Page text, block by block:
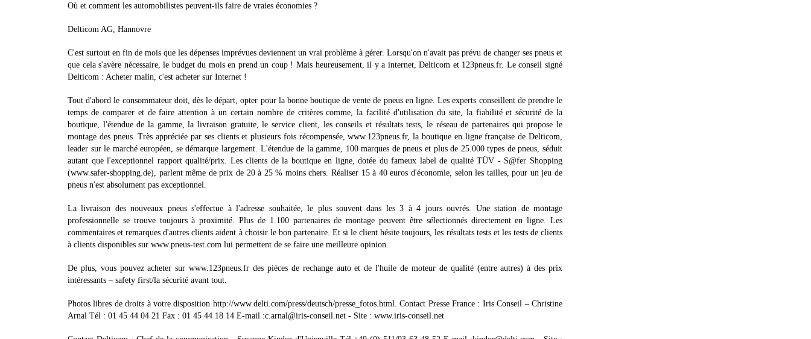
Où et comment les automobilistes peuvent-ils faire de vraies économies ?
Delticom AG, Hannovre
C'est surtout en fin de mois que les dépenses imprévues deviennent un vrai problème à gérer. Lorsqu'on n'avait pas prévu de changer ses pneus et
que cela s'avère nécessaire, le budget du mois en prend un coup ! Mais heureusement, il y a internet, Delticom et 123pneus.fr. Le conseil signé
Delticom : Acheter malin, c'est acheter sur Internet !
Tout d'abord le consommateur doit, dès le départ, opter pour la bonne boutique de vente de pneus en ligne. Les experts conseillent de prendre le
temps de comparer et de faire attention à un certain nombre de critères comme, la facilité d'utilisation du site, la fiabilité et sécurité de la
boutique, l'étendue de la gamme, la livraison gratuite, le service client, les conseils et résultats tests, le réseau de partenaires qui propose le
montage des pneus. Très appréciée par ses clients et plusieurs fois récompensée, www.123pneus.fr, la boutique en ligne française de Delticom,
leader sur le marché européen, se démarque largement. L'étendue de la gamme, 100 marques de pneus et plus de 25.000 types de pneus, séduit
autant que l'exceptionnel rapport qualité/prix. Les clients de la boutique en ligne, dotée du fameux label de qualité TÜV - S@fer Shopping
(www.safer-shopping.de), parlent même de prix de 20 à 25 % moins chers. Réaliser 15 à 40 euros d'économie, selon les tailles, pour un jeu de
pneus n'est absolument pas exceptionnel.
La livraison des nouveaux pneus s'effectue à l'adresse souhaitée, le plus souvent dans les 3 à 4 jours ouvrés. Une station de montage
professionnelle se trouve toujours à proximité. Plus de 1.100 partenaires de montage peuvent être sélectionnés directement en ligne. Les
commentaires et remarques d'autres clients aident à choisir le bon partenaire. Et si le client hésite toujours, les résultats tests et les tests de clients
à clients disponibles sur www.pneus-test.com lui permettent de se faire une meilleure opinion.
De plus, vous pouvez acheter sur www.123pneus.fr des pièces de rechange auto et de l'huile de moteur de qualité (entre autres) à des prix
intéressants – safety first/la sécurité avant tout.
Photos libres de droits à votre disposition http://www.delti.com/press/deutsch/presse_fotos.html. Contact Presse France : Iris Conseil – Christine
Arnal Tél : 01 45 44 04 21 Fax : 01 45 44 18 14 E-mail :c.arnal@iris-conseil.net - Site : www.iris-conseil.net